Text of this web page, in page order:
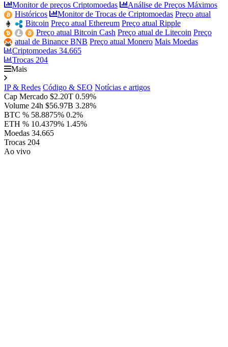
Monitor de preços Criptomoedas
Análise de Preços Máximos
Históricos
Monitor de Trocas de Criptomoedas Preço atual
Bitcoin Preço atual Ethereum Preço atual Ripple
Preço atual Bitcoin Cash Preço atual de Litecoin Preço
atual de Binance BNB Preço atual Monero Mais Moedas
Criptomoedas 34.665
Trocas 204
Mais
IP & Redes Código & SEO Notícias e artigos
Cap Mercado $2.20T 0.59%
Volume 24h $56.97B 3.28%
BTC % 58.8875% 0.2%
ETH % 10.4379% 1.45%
Moedas 34.665
Trocas 204
Ao vivo